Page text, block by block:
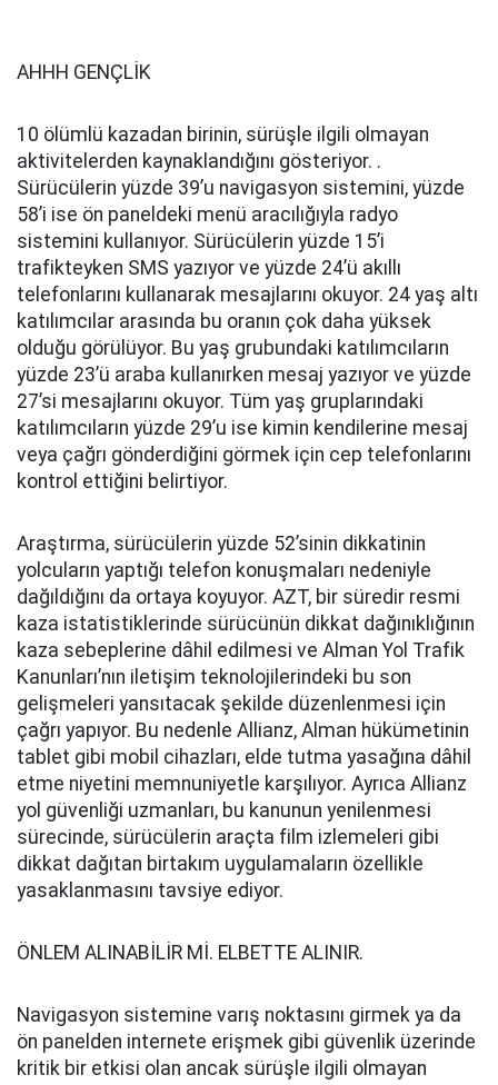
AHHH GENÇLİK
10 ölümlü kazadan birinin, sürüşle ilgili olmayan
aktivitelerden kaynaklandığını gösteriyor. .
Sürücülerin yüzde 39’u navigasyon sistemini, yüzde
58’i ise ön paneldeki menü aracılığıyla radyo
sistemini kullanıyor. Sürücülerin yüzde 15’i
trafikteyken SMS yazıyor ve yüzde 24’ü akıllı
telefonlarını kullanarak mesajlarını okuyor. 24 yaş altı
katılımcılar arasında bu oranın çok daha yüksek
olduğu görülüyor. Bu yaş grubundaki katılımcıların
yüzde 23’ü araba kullanırken mesaj yazıyor ve yüzde
27’si mesajlarını okuyor. Tüm yaş gruplarındaki
katılımcıların yüzde 29’u ise kimin kendilerine mesaj
veya çağrı gönderdiğini görmek için cep telefonlarını
kontrol ettiğini belirtiyor.
Araştırma, sürücülerin yüzde 52’sinin dikkatinin
yolcuların yaptığı telefon konuşmaları nedeniyle
dağıldığını da ortaya koyuyor. AZT, bir süredir resmi
kaza istatistiklerinde sürücünün dikkat dağınıklığının
kaza sebeplerine dâhil edilmesi ve Alman Yol Trafik
Kanunları’nın iletişim teknolojilerindeki bu son
gelişmeleri yansıtacak şekilde düzenlenmesi için
çağrı yapıyor. Bu nedenle Allianz, Alman hükümetinin
tablet gibi mobil cihazları, elde tutma yasağına dâhil
etme niyetini memnuniyetle karşılıyor. Ayrıca Allianz
yol güvenliği uzmanları, bu kanunun yenilenmesi
sürecinde, sürücülerin araçta film izlemeleri gibi
dikkat dağıtan birtakım uygulamaların özellikle
yasaklanmasını tavsiye ediyor.
ÖNLEM ALINABİLİR Mİ. ELBETTE ALINIR.
Navigasyon sistemine varış noktasını girmek ya da
ön panelden internete erişmek gibi güvenlik üzerinde
kritik bir etkisi olan ancak sürüşle ilgili olmayan